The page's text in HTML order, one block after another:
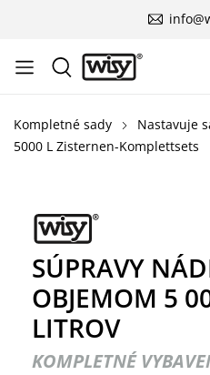
Kompletné sady
Nastavuje
5000 L Zisternen-Komplettsets
SÚPRAVY
OBJEMOM 5
LITROV
KOMPLETNÉ